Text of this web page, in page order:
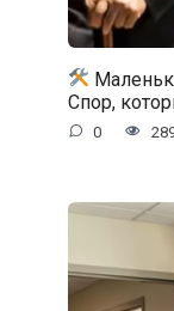
Спор,
0